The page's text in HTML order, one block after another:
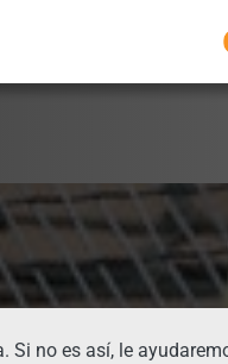
no es así, le